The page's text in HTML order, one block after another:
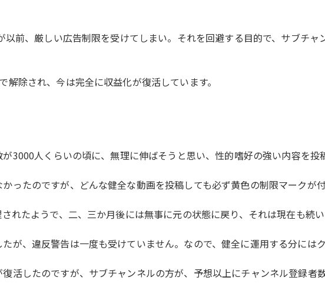
前、厳しい広告制限を受けてしまい。それを回避する目的で、サブチ
除され、今は完全に収益化が復活しています。
3000人くらいの頃に、無理に伸ばそうと思い、性的嗜好の強い内容を投
ったのですが、どんな健全な動画を投稿しても必ず黄色の制限マークが
れたようで、二、三か月後には無事に元の状態に戻り、それは現在も続い
が、違反警告は一度も受けていません。なので、健全に運用する分にはク
活したのですが、サブチャンネルの方が、予想以上にチャンネル登録者